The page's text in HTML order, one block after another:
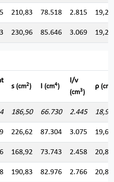
210,83 78.518 2.815
230,96 85.646 3.069
s (cm2) I (cm4)
I/v
(cm3)
ρ (cm)
186,50 66.730 2.445
226,62 87.304 3.075
168,92 73.743 2.458
190,83 82.976 2.766